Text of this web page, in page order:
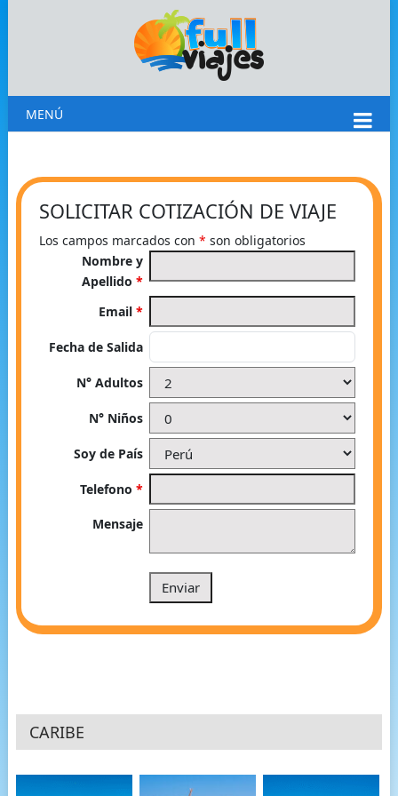
MENÚ
SOLICITAR COTIZACIÓN DE VIAJE
Los campos marcados con * son obligatorios
Nombre y
Apellido*
Email*
Fecha de Salida
N° Adultos
N° Niños
Soy de País
Telefono*
Mensaje
CARIBE